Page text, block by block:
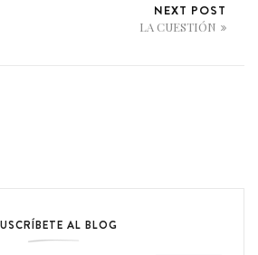
NEXT POST
LA CUESTIÓN
AL BLOG